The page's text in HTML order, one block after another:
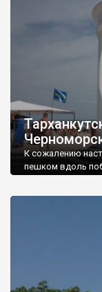
К сожалению
пешком вдоль